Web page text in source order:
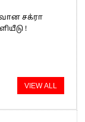
சக்ரா
!
VIEW ALL